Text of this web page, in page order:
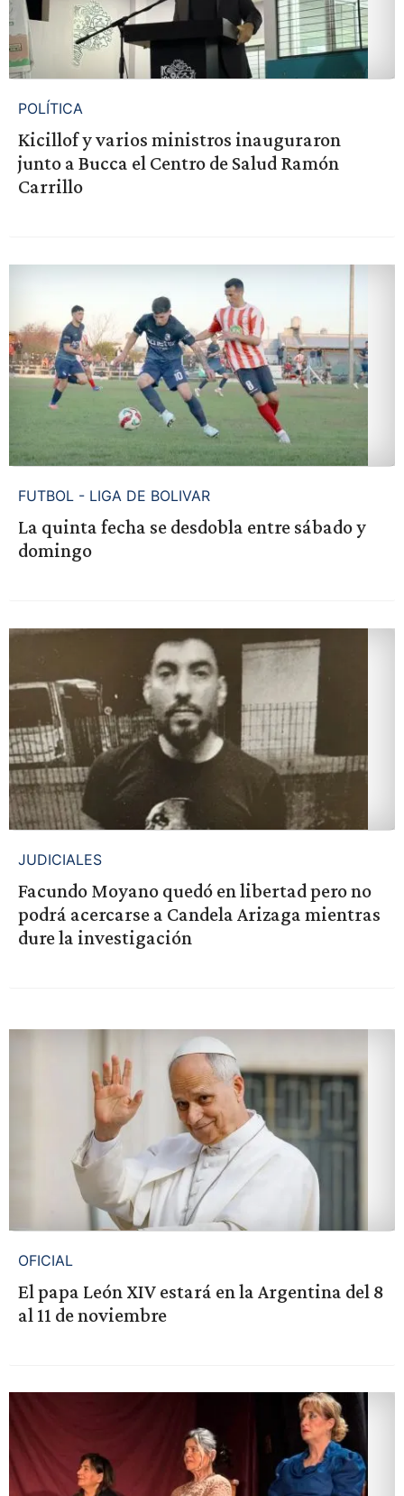
POLÍTICA
Kicillof y varios ministros inauguraron
junto a Bucca el Centro de Salud Ramón
Carrillo
FUTBOL - LIGA DE BOLIVAR
La quinta fecha se desdobla entre sábado y
domingo
JUDICIALES
Facundo Moyano quedó en libertad pero no
podrá acercarse a Candela Arizaga mientras
dure la investigación
OFICIAL
El papa León XIV estará en la Argentina del 8
al 11 de noviembre